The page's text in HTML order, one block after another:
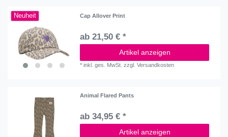
Neuheit Cap Allover Print
ab 21,50 € *
Artikel anzeigen
*inkl. ges. MwSt. zzgl.Versandkosten
Animal Flared Pants
ab 34,95 € *
Artikel anzeigen